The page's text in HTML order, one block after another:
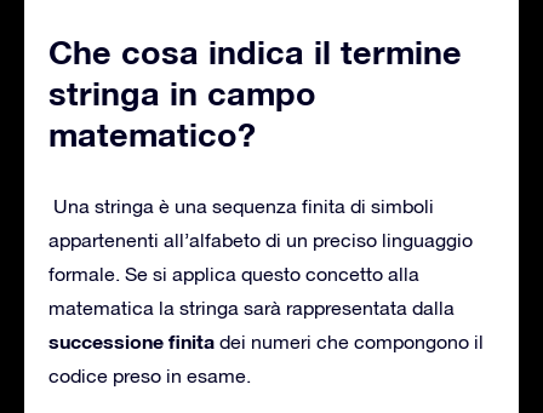
Che cosa indica il termine
stringa in campo
matematico?
Una stringa è una sequenza finita di simboli
appartenenti all’alfabeto di un preciso linguaggio
formale. Se si applica questo concetto alla
matematica la stringa sarà rappresentata dalla
successione finita dei numeri che compongono il
codice preso in esame.